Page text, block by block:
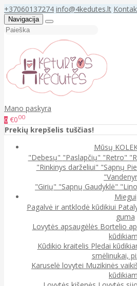
+37060137274 info@4kedutes.lt
Navigacija
Mano paskyra
0 €000
Prekių krepšelis tuščias!
Mūsų
"Debesų" "Paslapčių" "Retro"
"Rinkinys darželiui" "Sapnų
"Girių" "Sapnų Gaudyklė"
Miegui
Pagalvė ir antklodė kūdikiui
guma
Lovytės apsaugėlės Bortelio
Kūdikio kraitelis Pledai
smėlinukai,
Karuselė lovytei Muzikinės